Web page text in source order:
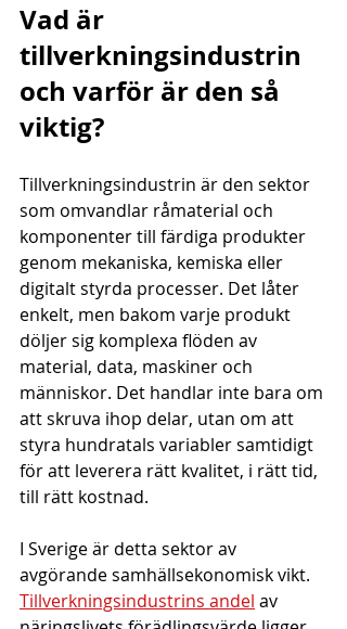
Vad är
tillverkningsindustrin
och varför är den så
viktig?
Tillverkningsindustrin är den sektor
som omvandlar råmaterial och
komponenter till färdiga produkter
genom mekaniska, kemiska eller
digitalt styrda processer. Det låter
enkelt, men bakom varje produkt
döljer sig komplexa flöden av
material, data, maskiner och
människor. Det handlar inte bara om
att skruva ihop delar, utan om att
styra hundratals variabler samtidigt
för att leverera rätt kvalitet, i rätt tid,
till rätt kostnad.
I Sverige är detta sektor av
avgörande samhällsekonomisk vikt.
Tillverkningsindustrins andel av